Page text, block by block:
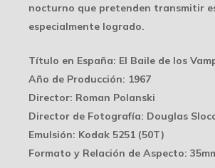
nocturno que pretenden transmitir
especialmente logrado.
Título en España: El Baile de los
Año de Producción: 1967
Director: Roman Polanski
Director de Fotografía: Douglas
Emulsión: Kodak 5251 (50T)
Formato y Relación de Aspecto: